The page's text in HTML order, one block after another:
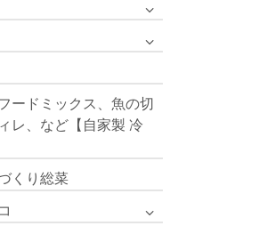
ードミックス、魚の切
レ、など【自家製 冷
くり総菜